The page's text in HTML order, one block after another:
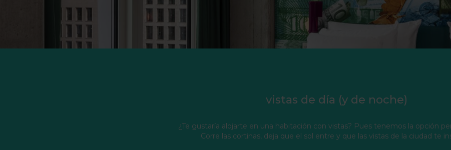
vistas de día (y de noche)
¿Te gustaría alojarte en una habitación con vistas? Pues tenemos la opción
Corre las cortinas, deja que el sol entre y que las vistas de la ciudad te